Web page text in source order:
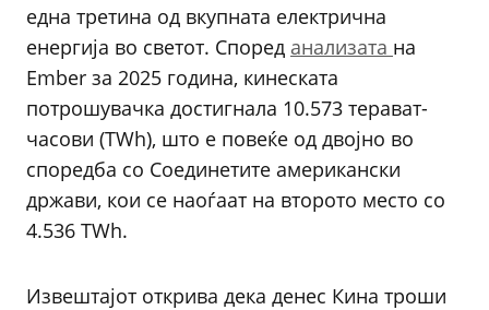
една третина од вкупната електрична
енергија во светот. Според анализата на
Ember за 2025 година, кинеската
потрошувачка достигнала 10.573 терават-
часови (TWh), што е повеќе од двојно во
споредба со Соединетите американски
држави, кои се наоѓаат на второто место со
4.536 TWh.
Извештајот открива дека денес Кина троши